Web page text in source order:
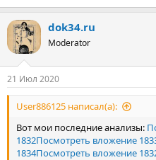
dok34.ru
Moderator
21 Июл 2020
User886125 написал(а):
Вот мои последние анализы:
1832Посмотреть вложение
1834Посмотреть вложение